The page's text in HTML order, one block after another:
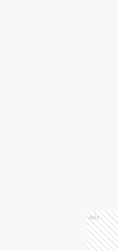
Ads